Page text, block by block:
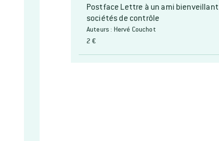
Postface Lettre à un ami
sociétés de contrôle
Auteurs : Hervé Couchot
2 €